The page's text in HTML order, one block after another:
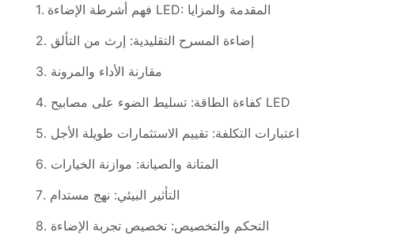
1. فهم أشرطة الإضاءة LED: المقدمة والمزايا
2. إضاءة المسرح التقليدية: إرث من التألق
3. مقارنة الأداء والمرونة
4. كفاءة الطاقة: تسليط الضوء على مصابيح LED
5. اعتبارات التكلفة: تقييم الاستثمارات طويلة الأجل
6. المتانة والصيانة: موازنة الخيارات
7. التأثير البيئي: نهج مستدام
8. التحكم والتخصيص: تخصيص تجربة الإضاءة